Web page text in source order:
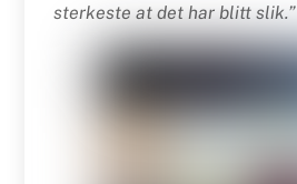
sterkeste at det har blitt slik.”